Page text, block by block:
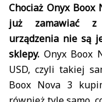
Chociaż Onyx
już zamawiać z
urządzenia nie są
sklepy. Onyx Boox
USD, czyli takiej
Boox Nova 3